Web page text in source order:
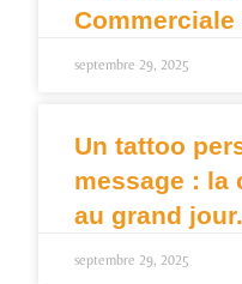
Commerciale
septembre 29, 2025
Un tattoo
message : la
au grand jour.
septembre 29, 2025